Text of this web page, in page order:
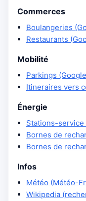
Commerces
Boulangeries
Restaurants
Mobilité
Parkings
Itineraires vers
Énergie
Stations-service
Bornes de
Bornes de
Infos
Météo (Météo-
Wikipedia